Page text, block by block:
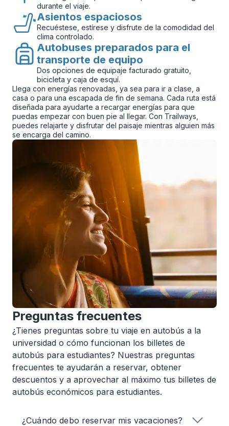
durante el viaje.
Asientos espaciosos
Recuéstese, estírese y disfrute de la comodidad del
clima controlado.
Autobuses preparados para el
transporte de equipo
Dos opciones de equipaje facturado gratuito,
bicicleta y caja de esquí.
Llega con energías renovadas, ya sea para ir a clase, a
casa o para una escapada de fin de semana. Cada ruta está
diseñada para ayudarte a recargar energías para que
puedas empezar con buen pie al llegar. Con Trailways,
puedes relajarte y disfrutar del paisaje mientras alguien más
se encarga del camino.
Preguntas frecuentes
¿Tienes preguntas sobre tu viaje en autobús a la
universidad o cómo funcionan los billetes de
autobús para estudiantes? Nuestras preguntas
frecuentes te ayudarán a reservar, obtener
descuentos y a aprovechar al máximo tus billetes de
autobús económicos para estudiantes.
¿Cuándo debo reservar mis vacaciones?